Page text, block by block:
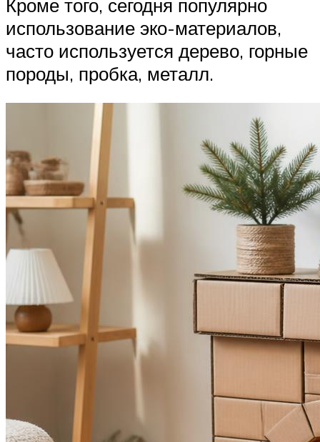
Кроме того, сегодня популярно
использование эко-материалов,
часто используется дерево, горные
породы, пробка, металл.